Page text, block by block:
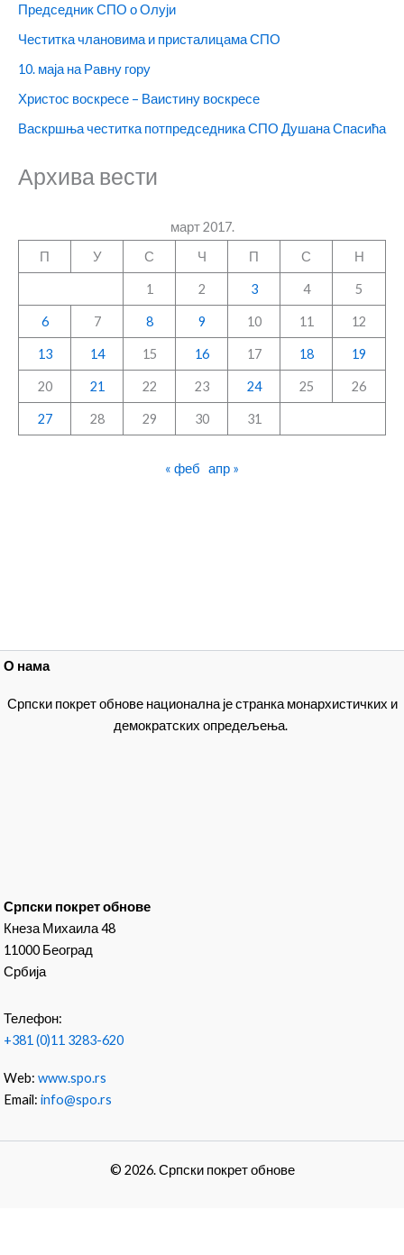
Председник СПО о Олуји
Честитка члановима и присталицама СПО
10. маја на Равну гору
Христос воскресе – Ваистину воскресе
Васкршња честитка потпредседника СПО Душана Спасића
Архива вести
март 2017.
П
У С Ч П С Н
1 2 3 4 5
6 7 8 9 10 11 12
13 14 15 16 17 18 19
20 21 22 23 24 25 26
27 28 29 30 31
« феб апр »
О нама
Српски покрет обнове национална је странка монархистичких и
демократских опредељења.
Српски покрет обнове
Кнеза Михаила 48
11000 Београд
Србија
Телефон:
+381 (0)11 3283-620
Web:www.spo.rs
Email:info@spo.rs
© 2026. Српски покрет обнове